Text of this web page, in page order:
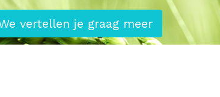
vertellen je graag meer